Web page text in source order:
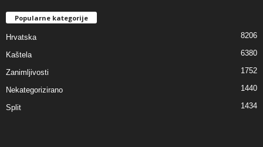
Popularne kategorije
Hrvatska 8206
Kaštela 6380
Zanimljivosti 1752
Nekategorizirano 1440
Split 1434